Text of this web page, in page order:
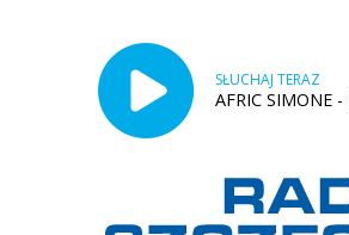
SŁUCHAJ TERAZ
AFRIC SIMONE